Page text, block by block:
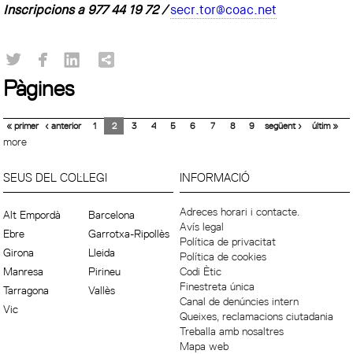
Inscripcions a 977 44 19 72 /secr.tor@coac.net
Pàgines
« primer ‹ anterior 1 2 3 4 5 6 7 8 9 següent › últim »
more
SEUS DEL COL·LEGI
Alt Empordà
Barcelona
Ebre
Garrotxa-Ripollès
Girona
Lleida
Manresa
Pirineu
Tarragona
Vallès
Vic
INFORMACIÓ
Adreces horari i contacte.
Avís legal
Política de privacitat
Política de cookies
Codi Ètic
Finestreta única
Canal de denúncies intern
Queixes, reclamacions ciutadania
Treballa amb nosaltres
Mapa web